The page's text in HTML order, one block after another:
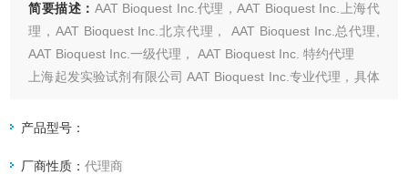
简要描述： AAT Bioquest Inc.代理，AAT Bioquest Inc.上海代
理，AAT Bioquest Inc.北京代理， AAT Bioquest Inc.总代理,
AAT Bioquest Inc.一级代理， AAT Bioquest Inc. 特约代理
上海起发实验试剂有限公司 AAT Bioquest Inc.专业代理，具体
产品型号：
厂商性质：代理商